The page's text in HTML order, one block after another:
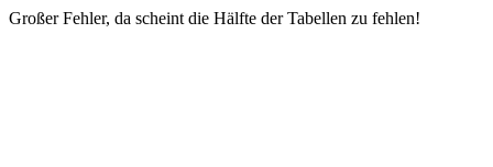
Großer Fehler, da scheint die Hälfte der Tabellen zu fehlen!